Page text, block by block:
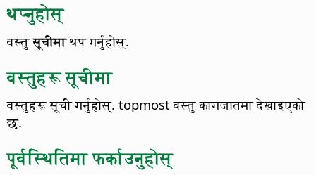
थप्नुहोस्
वस्तुसूचीमाथप गर्नुहोस्.
वस्तुहरू सूचीमा
वस्तुहरू सूची गर्नुहोस्. topmost वस्तु कागजातमा देखाइएको
छ.
पूर्वस्थितिमा फर्काउनुहोस्